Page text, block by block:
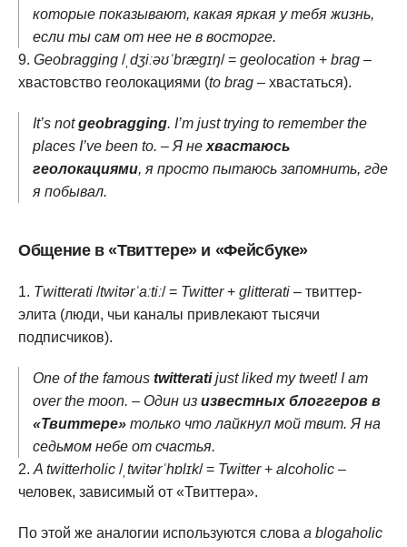
которые показывают, какая яркая у тебя жизнь,
если ты сам от нее не в восторге.
Geobragging /ˌdʒiːəʊˈbræɡɪŋ/ = geolocation + brag –
хвастовство геолокациями (to brag – хвастаться).
It’s notgeobragging. I’m just trying to remember the
places I’ve been to. – Я не хвастаюсь
геолокациями, я просто пытаюсь запомнить, где
я побывал.
Общение в «Твиттере» и «Фейсбуке»
Тwitterati /twitərˈaːtiː/ = Twitter+ glitterati – твиттер-
элита (люди, чьи каналы привлекают тысячи
подписчиков).
One of the famous twitteratijust liked my tweet! I am
over the moon. – Один из известных блоггеров в
«Твиттере» только что лайкнул мой твит. Я на
седьмом небе от счастья.
A twitterholic /ˌtwitərˈhɒlɪk/ = Twitter+ alcoholic –
человек, зависимый от «Твиттера».
По этой же аналогии используются слова a blogaholic